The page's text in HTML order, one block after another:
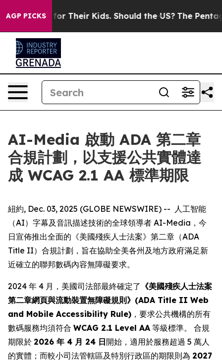
AGP PICKSfor Their Kids. Should the US? The
AI-Media 啟動 ADA 第二章
合規計劃，以支援公共實體達
成 WCAG 2.1 AA 標準期限
紐約, Dec. 03, 2025 (GLOBE NEWSWIRE) -- 人工智能
（AI）字幕及音訊描述技術的全球領導者 AI-Media，今
日宣佈推出全面的《美國殘疾人士法案》第二章（ADA
Title II）合規計劃，旨在協助全美各州及地方政府滿足新
近確立的聯邦數碼內容無障礙要求。
2024 年 4 月，美國司法部最終確定了 《美國殘疾人士法案
第二章網頁與流動裝置無障礙規則》(ADA Title II Web
and Mobile Accessibility Rule) ，要求公共機構的所有
數碼服務均須符合 WCAG 2.1 Level AA 等級標準。 合規
期限於 2026 年 4 月 24 日開始，適用於服務超過 5 萬人
的實體；而較小司法管轄區及特別行政區的期限則為 2027